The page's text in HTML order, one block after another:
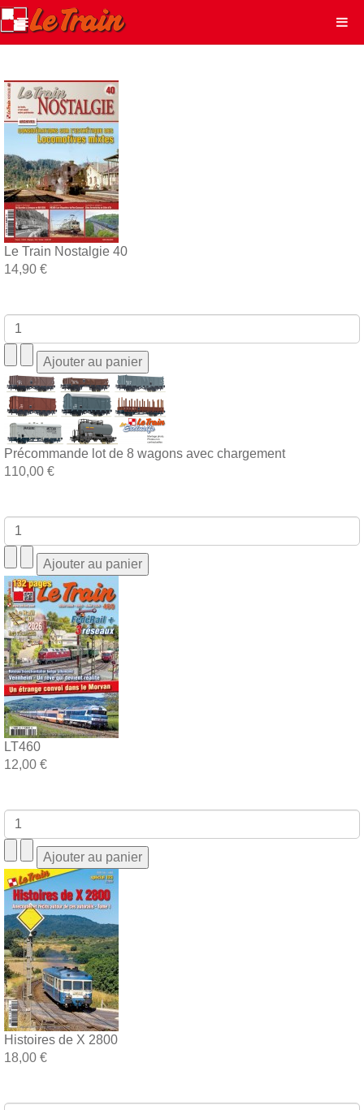
Le Train Nostalgie 40
14,90 €
Précommande lot de 8 wagons avec chargement
110,00 €
LT460
12,00 €
Histoires de X 2800
18,00 €